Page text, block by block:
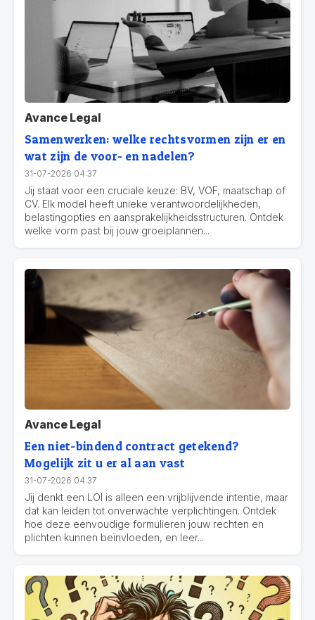
Avance Legal
Samenwerken: welke rechtsvormen zijn er en
wat zijn de voor- en nadelen?
31-07-2026 04:37
Jij staat voor een cruciale keuze: BV, VOF, maatschap of
CV. Elk model heeft unieke verantwoordelijkheden,
belastingopties en aansprakelijkheidsstructuren. Ontdek
welke vorm past bij jouw groeiplannen...
Avance Legal
Een niet-bindend contract getekend?
Mogelijk zit u er al aan vast
31-07-2026 04:37
Jij denkt een LOI is alleen een vrijblijvende intentie, maar
dat kan leiden tot onverwachte verplichtingen. Ontdek
hoe deze eenvoudige formulieren jouw rechten en
plichten kunnen beïnvloeden, en leer...